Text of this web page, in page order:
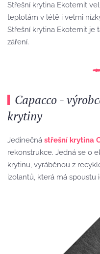
Střešní krytina Ekoternit
teplotám v létě i velmi
Střešní krytina Ekoternit je
záření.
Capacco -
krytiny
Jedinečná střešní krytina
rekonstrukce. Jedná se o
krytinu, vyráběnou z
izolantů, která má spoustu